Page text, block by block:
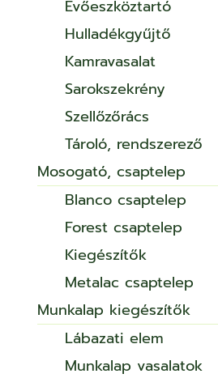
Evőeszköztartó
Hulladékgyűjtő
Kamravasalat
Sarokszekrény
Szellőzőrács
Tároló, rendszerező
Mosogató, csaptelep
Blanco csaptelep
Forest csaptelep
Kiegészítők
Metalac csaptelep
Munkalap kiegészítők
Lábazati elem
Munkalap vasalatok